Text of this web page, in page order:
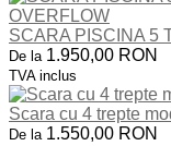
SCARA PISCINA 5
De la 1.950,00 RON
TVA inclus
Scara cu 4 trepte
De la 1.550,00 RON